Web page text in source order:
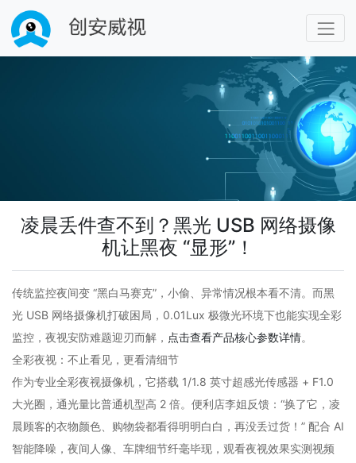
凌晨丢件查不到？黑光 USB 网络摄像
机让黑夜 “显形”！​
传统监控夜间变 “黑白马赛克”，小偷、异常情况根本看不清。而黑
光 USB 网络摄像机打破困局，0.01Lux 极微光环境下也能实现全彩
监控，夜视安防难题迎刃而解， 点击查看产品核心参数详情。
全彩夜视：不止看见，更看清细节
作为专业全彩夜视摄像机，它搭载 1/1.8 英寸超感光传感器 + F1.0
大光圈，通光量比普通机型高 2 倍。便利店李姐反馈：“换了它，凌
晨顾客的衣物颜色、购物袋都看得明明白白，再没丢过货！” 配合 AI
智能降噪，夜间人像、车牌细节纤毫毕现，观看夜视效果实测视频